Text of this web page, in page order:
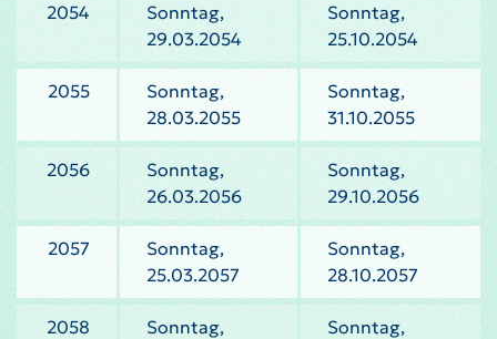
2054
Sonntag,
29.03.2054
Sonntag,
25.10.2054
2055
Sonntag,
28.03.2055
Sonntag,
31.10.2055
2056
Sonntag,
26.03.2056
Sonntag,
29.10.2056
2057
Sonntag,
25.03.2057
Sonntag,
28.10.2057
2058
Sonntag,
Sonntag,